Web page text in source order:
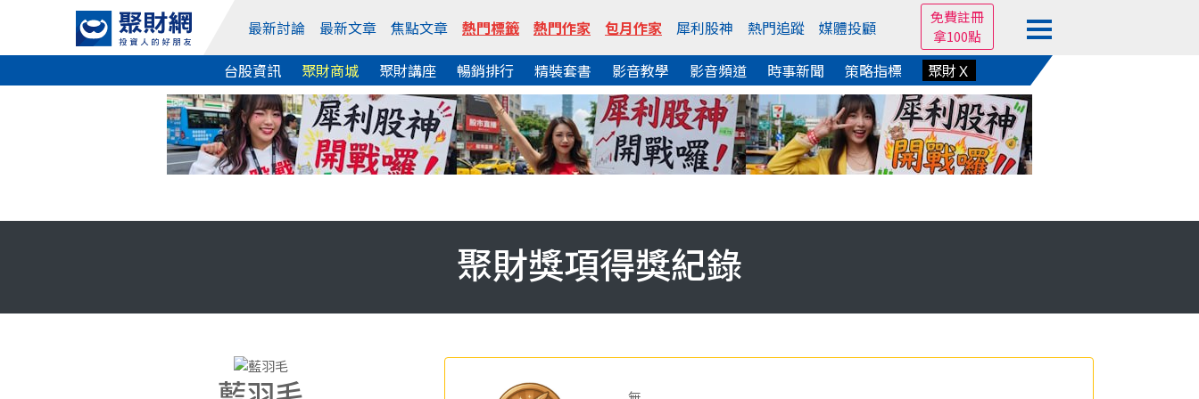
最新討論 最新文章 焦點文章 熱門標籤 熱門作家 包月作家 犀利股神 熱門追蹤 媒體投顧
免費註冊
拿100點
台股資訊 聚財商城 聚財講座 暢銷排行 精裝套書 影音教學 影音頻道 時事新聞 策略指標 聚財Ｘ
聚財獎項得獎紀錄